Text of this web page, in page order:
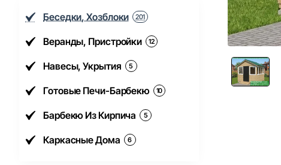
Беседки, Хозблоки 201
Веранды, Пристройки 12
Навесы, Укрытия 5
Готовые Печи-Барбекю 10
Барбекю Из Кирпича 5
Каркасные Дома 6